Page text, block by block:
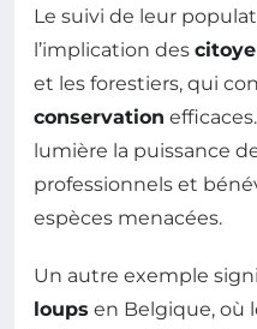
Le suivi de leur
l’implication des
et les forestiers, qui
conservation
lumière la puissance
professionnels et
espèces menacées.
Un autre exemple
loups en Belgique, où